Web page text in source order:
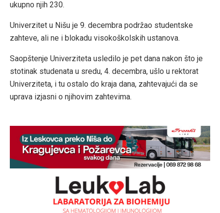
ukupno njih 230.
Univerzitet u Nišu je 9. decembra podržao studentske
zahteve, ali ne i blokadu visokoškolskih ustanova.
Saopštenje Univerziteta usledilo je pet dana nakon što je
stotinak studenata u sredu, 4. decembra, ušlo u rektorat
Univerziteta, i tu ostalo do kraja dana, zahtevajući da se
uprava izjasni o njihovim zahtevima.